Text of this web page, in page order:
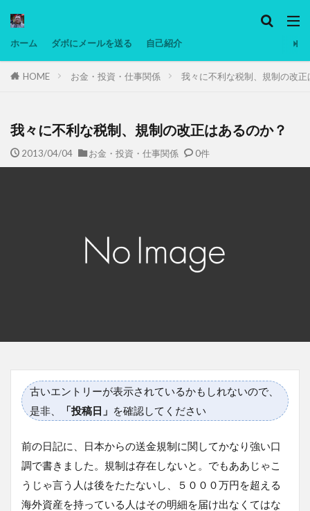
ホーム ダボにメールを送る 自己紹介
HOME お金・投資・仕事関係 我々に不利な税制、規制の改
我々に不利な税制、規制の改正はあるのか？
2013/04/04 お金・投資・仕事関係 0件
古いエントリーが表示されているかもしれないので、
是非、
「投稿日」 を確認してください
前の日記に、日本からの送金規制に関してかなり強い口
調で書きました。規制は存在しないと。でもああじゃこ
うじゃ言う人は後をたたないし、５０００万円を超える
海外資産を持っている人はその明細を届け出なくてはな
タグ
マレーシア動画
ヨーグルト
備忘録
動画 日本人村社会 脱水シート